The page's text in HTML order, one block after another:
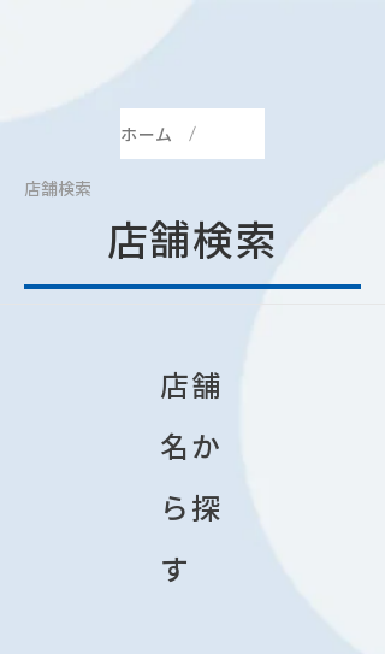
ホーム
店舗検索
店舗検索
店舗
名か
ら探
す